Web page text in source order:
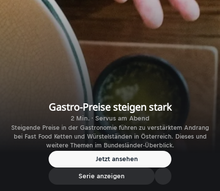
Gastro-Preise steigen stark
2 Min. · Servus am Abend
Steigende Preise in der Gastronomie führen zu verstärktem Andrang
bei Fast Food Ketten und Würstelständen in Österreich. Dieses und
weitere Themen im Bundesländer-Überblick.
Jetzt ansehen
Serie anzeigen